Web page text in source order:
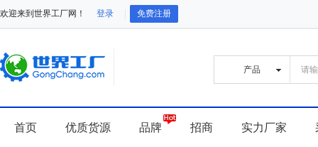
欢迎来到世界工厂网！ 登录 免费注册
首页 优质货源 品牌 招商 实力厂家